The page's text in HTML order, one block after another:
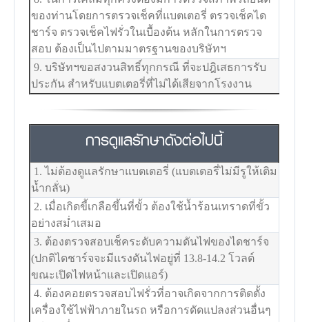
ของท่านโดยการตรวจเช็คที่แบตเตอรี่ ตรวจเช็คได
ชาร์จ ตรวจเช็คไฟรั่วในเบื้องต้น หลักในการตรวจ
สอบ ต้องเป็นไปตามมาตรฐานของบริษัทฯ
9. บริษัทฯขอสงวนสิทธิ์ทุกกรณี ที่จะปฎิเสธการรับ
ประกัน สำหรับแบตเตอรี่ที่ไม่ได้เสียจากโรงงาน
การดูแลรักษาดังต่อไปนี้
1. ไม่ต้องดูแลรักษาแบตเตอรี่ (แบตเตอรี่ไม่มีรูให้เติม
น้ำกลั่น)
2. เมื่อเกิดขี้เกลือขึ้นที่ขั้ว ต้องใช้น้ำร้อนเทราดที่ขั้ว
อย่างสม่ำเสมอ
3. ต้องตรวจสอบเช็คระดับความดันไฟของไดชาร์จ
(ปกติไดชาร์จจะมีแรงดันไฟอยู่ที่ 13.8-14.2 โวลต์
ขณะเปิดไฟหน้าและเปิดแอร์)
4. ต้องคอยตรวจสอบไฟรั่วที่อาจเกิดจากการติดตั้ง
เครื่องใช้ไฟฟ้าภายในรถ หรือการดัดแปลงส่วนอื่นๆ